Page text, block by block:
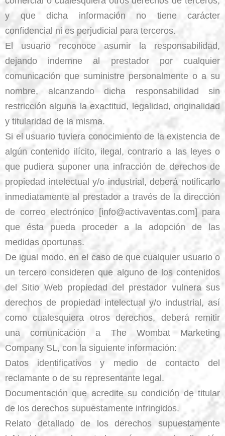
y que dicha información no tiene carácter
confidencial ni es perjudicial para terceros.
El usuario reconoce asumir la responsabilidad,
dejando indemne al prestador por cualquier
comunicación que suministre personalmente o a su
nombre, alcanzando dicha responsabilidad sin
restricción alguna la exactitud, legalidad, originalidad
y titularidad de la misma.
Si el usuario tuviera conocimiento de la existencia de
algún contenido ilícito, ilegal, contrario a las leyes o
que pudiera suponer una infracción de derechos de
propiedad intelectual y/o industrial, deberá notificarlo
inmediatamente al prestador a través de la dirección
de correo electrónico [info@activaventas.com] para
que ésta pueda proceder a la adopción de las
medidas oportunas.
De igual modo, en el caso de que cualquier usuario o
un tercero consideren que alguno de los contenidos
del Sitio Web propiedad del prestador vulnera sus
derechos de propiedad intelectual y/o industrial, así
como cualesquiera otros derechos, deberá remitir
una comunicación a The Wombat Marketing
Company SL, con la siguiente información:
Datos identificativos y medio de contacto del
reclamante o de su representante legal.
Documentación que acredite su condición de titular
de los derechos supuestamente infringidos.
Relato detallado de los derechos supuestamente